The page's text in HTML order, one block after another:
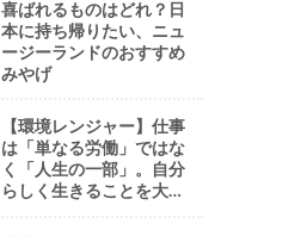
喜ばれるものはどれ？日
本に持ち帰りたい、ニュ
ージーランドのおすすめ
みやげ
【環境レンジャー】仕事
は「単なる労働」ではな
く「人生の一部」。自分
らしく生きることを大切